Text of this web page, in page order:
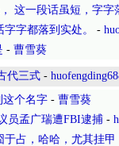
这一段话虽短，字字
字都落到实处。
-
- 曹雪葵
代三式 -
这个名字 - 曹雪葵
员孟广瑞遭FBI逮捕 -
占，哈哈，尤其挂甲